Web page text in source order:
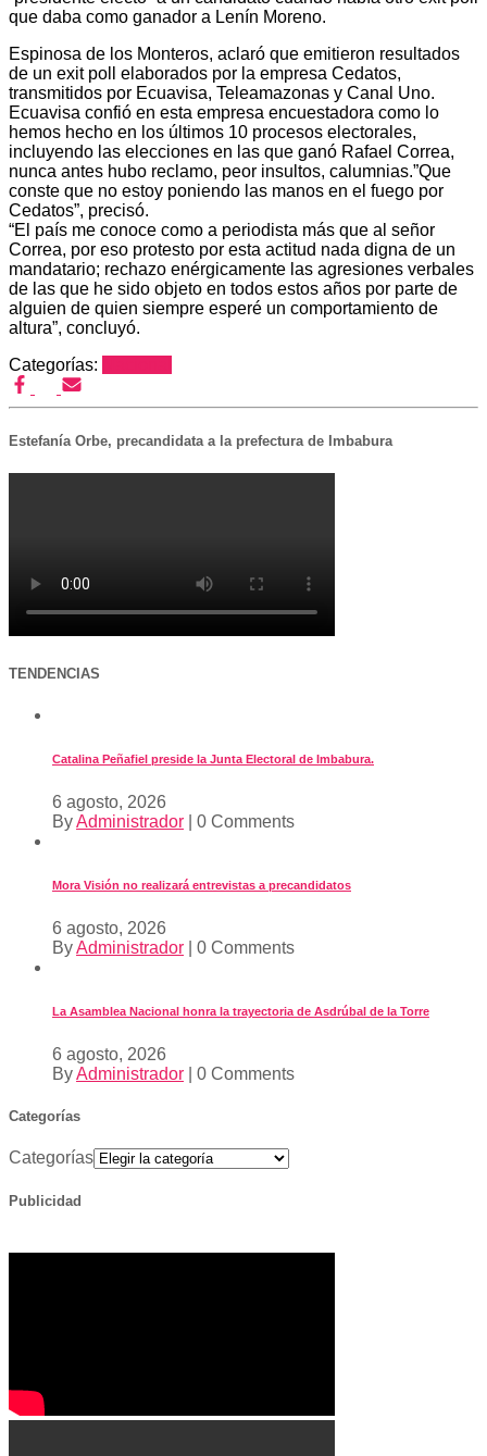
que daba como ganador a Lenín Moreno.
Espinosa de los Monteros, aclaró que emitieron resultados
de un exit poll elaborados por la empresa Cedatos,
transmitidos por Ecuavisa, Teleamazonas y Canal Uno.
Ecuavisa confió en esta empresa encuestadora como lo
hemos hecho en los últimos 10 procesos electorales,
incluyendo las elecciones en las que ganó Rafael Correa,
nunca antes hubo reclamo, peor insultos, calumnias.”Que
conste que no estoy poniendo las manos en el fuego por
Cedatos”, precisó.
“El país me conoce como a periodista más que al señor
Correa, por eso protesto por esta actitud nada digna de un
mandatario; rechazo enérgicamente las agresiones verbales
de las que he sido objeto en todos estos años por parte de
alguien de quien siempre esperé un comportamiento de
altura”, concluyó.
Categorías:
Estefanía Orbe, precandidata a la prefectura de Imbabura
TENDENCIAS
Catalina Peñafiel preside la Junta Electoral de Imbabura.
6 agosto, 2026
ByAdministrador 0 Comments
Mora Visión no realizará entrevistas a precandidatos
6 agosto, 2026
ByAdministrador 0 Comments
La Asamblea Nacional honra la trayectoria de Asdrúbal de la Torre
6 agosto, 2026
ByAdministrador 0 Comments
Categorías
Categorías
Publicidad